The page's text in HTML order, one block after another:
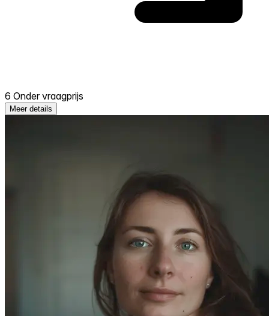
6 Onder vraagprijs
Meer details